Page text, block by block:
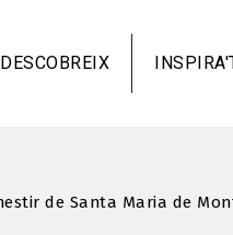
al
contingut
DESCOBREIX
de Santa Maria de